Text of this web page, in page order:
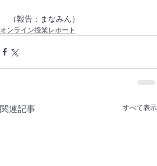
（報告：まなみん）
オンライン授業レポート
関連記事 すべて表示